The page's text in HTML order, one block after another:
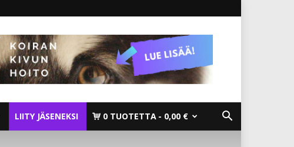
LIITY JÄSENEKSI 0 TUOTETTA 0,00 €